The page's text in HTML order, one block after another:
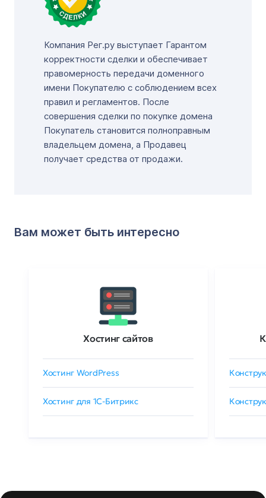
Компания Рег.ру выступает Гарантом
корректности сделки и обеспечивает
правомерность передачи доменного
имени Покупателю с соблюдением всех
правил и регламентов. После
совершения сделки по покупке домена
Покупатель становится полноправным
владельцем домена, а Продавец
получает средства от продажи.
Вам может быть интересно
Хостинг сайтов
Хостинг WordPress
Хостинг для 1C-Битрикс